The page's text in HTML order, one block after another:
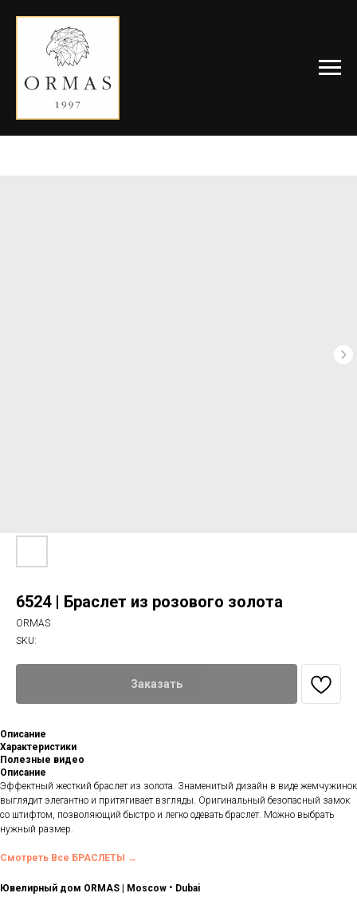
6524 | Браслет из розового золота
ORMAS
SKU:
Заказать
Описание
Характеристики
Полезные видео
Описание
Эффектный жесткий браслет из золота. Знаменитый дизайн в виде жемчужинок
выглядит элегантно и притягивает взгляды. Оригинальный безопасный замок
со штифтом, позволяющий быстро и легко одевать браслет. Можно выбрать
нужный размер.
Смотреть Все БРАСЛЕТЫ →
Ювелирный дом ORMAS | Moscow • Dubai